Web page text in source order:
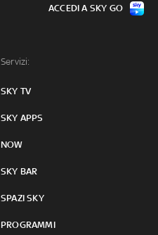
Servizi:
SKY TV
SKY APPS
NOW
SKY BAR
SPAZI SKY
PROGRAMMI
ACCEDI A SKY GO